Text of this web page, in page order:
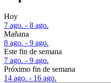
Hoy
7 ago. - 8 ago.
Mañana
8 ago. - 9 ago.
Este fin de semana
7 ago. - 9 ago.
Próximo fin de semana
14 ago. - 16 ago.